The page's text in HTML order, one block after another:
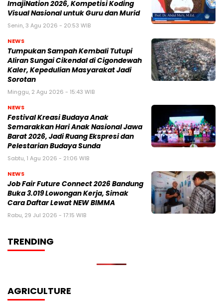
ImajiNation 2026, Kompetisi Koding
Visual Nasional untuk Guru dan Murid
Senin, 3 Agu 2026 - 20:53 WIB
NEWS
Tumpukan Sampah Kembali Tutupi
Aliran Sungai Cikendal di Cigondewah
Kaler, Kepedulian Masyarakat Jadi
Sorotan
Minggu, 2 Agu 2026 - 15:43 WIB
NEWS
Festival Kreasi Budaya Anak
Semarakkan Hari Anak Nasional Jawa
Barat 2026, Jadi Ruang Ekspresi dan
Pelestarian Budaya Sunda
Sabtu, 1 Agu 2026 - 21:06 WIB
NEWS
Job Fair Future Connect 2026 Bandung
Buka 3.019 Lowongan Kerja, Simak
Cara Daftar Lewat NEW BIMMA
Rabu, 29 Jul 2026 - 17:15 WIB
TRENDING
AGRICULTURE